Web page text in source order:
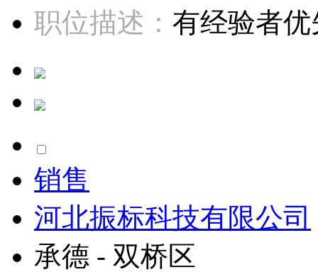
职位描述： 有经验者优
销售
河北振标科技有限公司
承德 - 双桥区